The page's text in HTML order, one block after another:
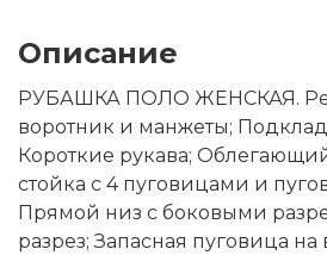
Описание
РУБАШКА ПОЛО ЖЕНСКАЯ.
воротник и манжеты;
Короткие рукава;
стойка с 4 пуговицами и
Прямой низ с боковыми
разрез; Запасная пуговица